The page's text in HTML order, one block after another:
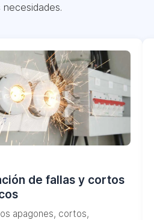
de fallas y cortos
apagones, cortos,